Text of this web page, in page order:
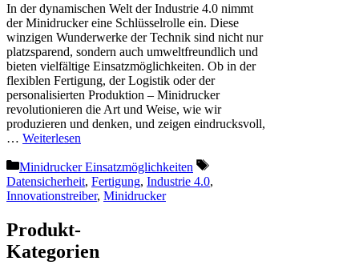
In der dynamischen Welt der Industrie 4.0 nimmt
der Minidrucker eine Schlüsselrolle ein. Diese
winzigen Wunderwerke der Technik sind nicht nur
platzsparend, sondern auch umweltfreundlich und
bieten vielfältige Einsatzmöglichkeiten. Ob in der
flexiblen Fertigung, der Logistik oder der
personalisierten Produktion – Minidrucker
revolutionieren die Art und Weise, wie wir
produzieren und denken, und zeigen eindrucksvoll,
… Weiterlesen
Kategorien
Minidrucker Einsatzmöglichkeiten
Schlagwörter
Datensicherheit, Fertigung, Industrie 4.0,
Innovationstreiber, Minidrucker
Produkt-
Kategorien